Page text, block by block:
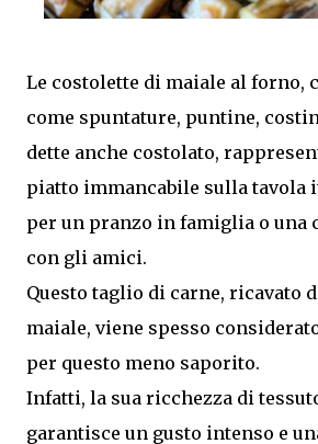
minuti Tempo di cottura: circa 15
Le costolette di maiale al forno,
come spuntature, puntine,
dette anche costolato,
piatto immancabile sulla tavola
per un pranzo in famiglia o una
con gli amici.
Questo taglio di carne, ricavato
maiale, viene spesso
per questo meno saporito.
Infatti, la sua ricchezza di
garantisce un gusto intenso e